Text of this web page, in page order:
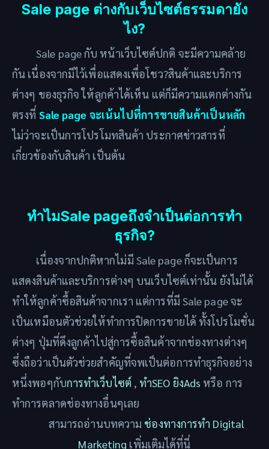
Sale page ต่างกับเว็บไซต์ธรรมดายัง
ไง?
Sale page กับ หน้าเว็บไซต์ปกติ จะมีความคล้าย
กัน เนื่องจากมีไว้เพื่อแสดงเพื่อโชว?สินค้าและบริการ
ต่างๆ ของธุรกิจ ให้ลูกค้าได้เห็น แต่ก็มีความแตกต่างกัน
ตรงที่ Sale page จะเน้นไปที่การขายสินค้าเป็นหลัก
ไม่ว่าจะเป็นการโปรโมทสินค้า ประกาศข่าวสารที่
เกี่ยวข้องกับสินค้า เป็นต้น
ทำไมSale pageถึงจำเป็นต่อการทำ
ธุรกิจ?
เนื่องจากปกติหากไม่มี Sale page ก็จะเป็นการ
แสดงสินค้าและบริการต่างๆ บนเว็บไซต์เท่านั้น ยังไม่ได้
ทำให้ลูกค้าซื้อสินค้าจากเรา แต่การที่มี Sale page จะ
เป็นเหมือนตัวช่วยให้ทำการปิดการขายได้ ทั้งโปรโมชั่น
ต่างๆ ปุ่มที่ดึงลูกค้าไปสู่การซื้อสินค้าจากช่องทางต่างๆ
ซึ่งถือว่าเป็นตัวช่วยสำคัญที่จพเป็นต่อการทำธุรกิจอย่าง
หนึ่งพอๆกับการทำเว็บไซต์ , ทำSEO ยิงAds หรือ การ
ทำการตลาดช่องทางอื่นๆเลย
สามารถอ่านบทความ ช่องทางการทำ Digital
Marketing เพิ่มเติมได้ที่นี่